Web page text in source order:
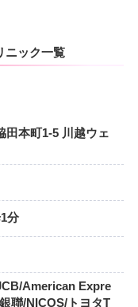
ニック一覧
田本町1-5 川越ウェ
分
American Expre
聯/NICOS/トヨタT